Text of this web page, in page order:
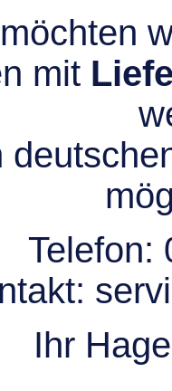
mit
Telefon:
Ihr